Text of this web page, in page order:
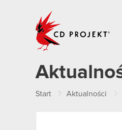
Start Aktualności